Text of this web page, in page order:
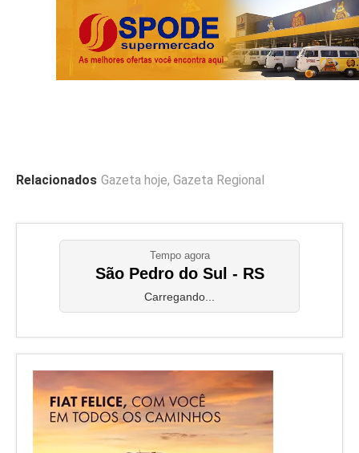
Relacionados Gazeta hoje, Gazeta Regional
Tempo agora
São Pedro do Sul - RS
Carregando...